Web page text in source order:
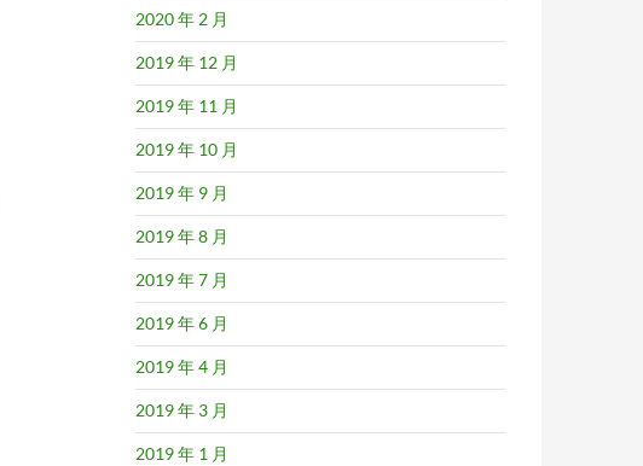
2020 年 2 月
2019 年 12 月
2019 年 11 月
2019 年 10 月
2019 年 9 月
2019 年 8 月
2019 年 7 月
2019 年 6 月
2019 年 4 月
2019 年 3 月
2019 年 1 月